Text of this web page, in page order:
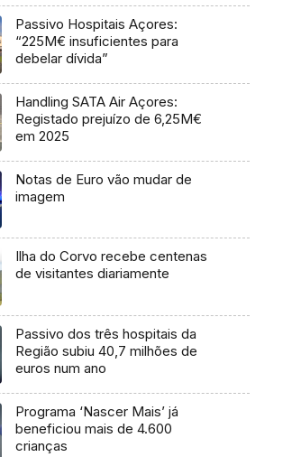
Passivo Hospitais Açores:
“225M€ insuficientes para
debelar dívida”
Handling SATA Air Açores:
Registado prejuízo de 6,25M€
em 2025
Notas de Euro vão mudar de
imagem
Ilha do Corvo recebe centenas
de visitantes diariamente
Passivo dos três hospitais da
Região subiu 40,7 milhões de
euros num ano
Programa ‘Nascer Mais’ já
beneficiou mais de 4.600
crianças